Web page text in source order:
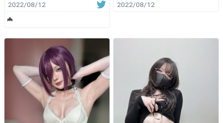
2022/08/12
🦇
2022/08/12